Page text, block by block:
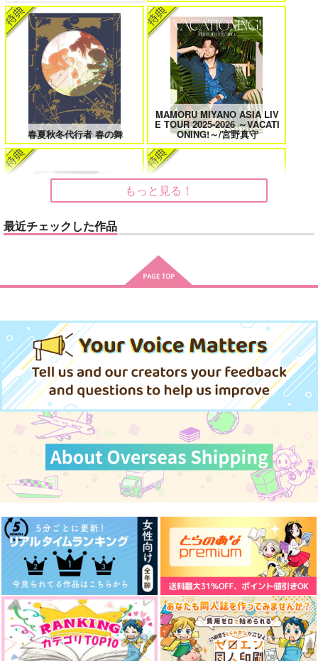
鬼上司・獄寺さんは暴かれたい。 6 恋してくれるな、マイバディ
みなと商事コインランドリー 7 光が死んだ夏 9
夜明けの唄 7
体感予報 2 青と碧 2
きみは最愛のステラ 上下巻 ミルクなきみとビターな彼 2
愛とかいろいろあるところ あなたは俺の運命でしょ！！
やらしく躾けて愛してあげる－Dom
／Subユニバース－２
最狂ヤンキーが僕だけに夢中な
件！？
春夏秋冬代行者 春の舞
MAMORU MIYANO ASIA LIV
E TOUR 2025-2026 ～VACATI
ONING!～/宮野真守
LIMITLESS(初回限定盤)/蒼井
アイドルマスター SideM
悲劇の元凶となる最強外道ラ
スボス女王は民の為に尽くし
ます。Season2
黄泉のツガイ
ドラマCD「甘くて熱くて息も
できない 4」
もっと見る！
最近チェックした作品